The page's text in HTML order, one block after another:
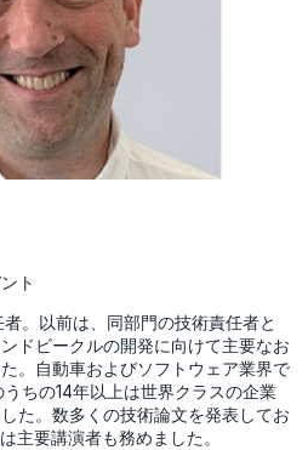
ト
。以前は、同部門の技術責任者と
ドビークルの開発に向けて主要なお
。自動車およびソフトウェア業界で
ちの14年以上は世界クラスの企業
た。数多くの技術論文を発表してお
主要講演者も務めました。